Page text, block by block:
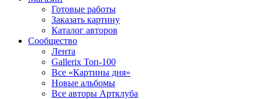
Готовые работы
Заказать картину
Каталог авторов
Сообщество
Лента
Gallerix Топ-100
Все «Картины дня»
Новые альбомы
Все авторы Артклуба